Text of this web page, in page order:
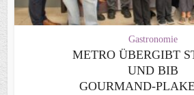
Gastronomie
METRO ÜBERGIBT
UND BIB